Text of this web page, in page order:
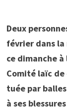
Deux
février dans la
ce dimanche à
Comité laïc
tuée par
à ses